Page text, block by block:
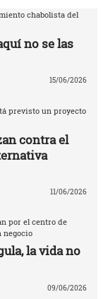
chabolista del
no se las
15/06/2026
previsto un proyecto
contra el
11/06/2026
por el centro de
negocio
la vida no
09/06/2026